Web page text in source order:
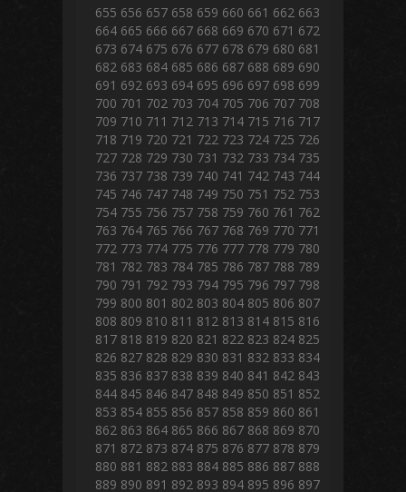
655 656 657 658 659 660 661 662 663
664 665 666 667 668 669 670 671 672
673 674 675 676 677 678 679 680 681
682 683 684 685 686 687 688 689 690
691 692 693 694 695 696 697 698 699
700 701 702 703 704 705 706 707 708
709 710 711 712 713 714 715 716 717
718 719 720 721 722 723 724 725 726
727 728 729 730 731 732 733 734 735
736 737 738 739 740 741 742 743 744
745 746 747 748 749 750 751 752 753
754 755 756 757 758 759 760 761 762
763 764 765 766 767 768 769 770 771
772 773 774 775 776 777 778 779 780
781 782 783 784 785 786 787 788 789
790 791 792 793 794 795 796 797 798
799 800 801 802 803 804 805 806 807
808 809 810 811 812 813 814 815 816
817 818 819 820 821 822 823 824 825
826 827 828 829 830 831 832 833 834
835 836 837 838 839 840 841 842 843
844 845 846 847 848 849 850 851 852
853 854 855 856 857 858 859 860 861
862 863 864 865 866 867 868 869 870
871 872 873 874 875 876 877 878 879
880 881 882 883 884 885 886 887 888
889 890 891 892 893 894 895 896 897